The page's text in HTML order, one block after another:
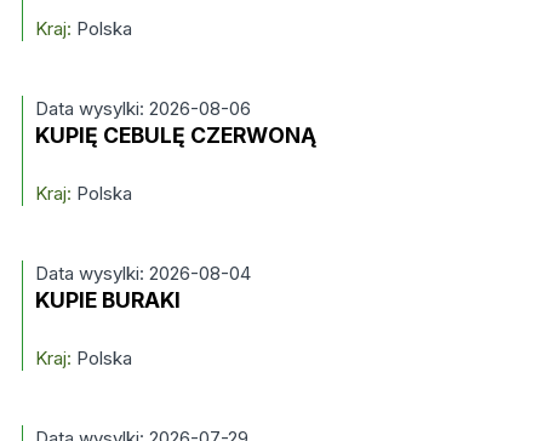
Kraj: Polska
Data wysylki: 2026-08-06
KUPIĘ CEBULĘ CZERWONĄ
Kraj: Polska
Data wysylki: 2026-08-04
KUPIE BURAKI
Kraj: Polska